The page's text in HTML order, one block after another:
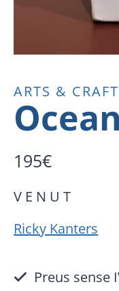
ARTS &
195€
V E N U T
Ricky Kanters
Preus sense